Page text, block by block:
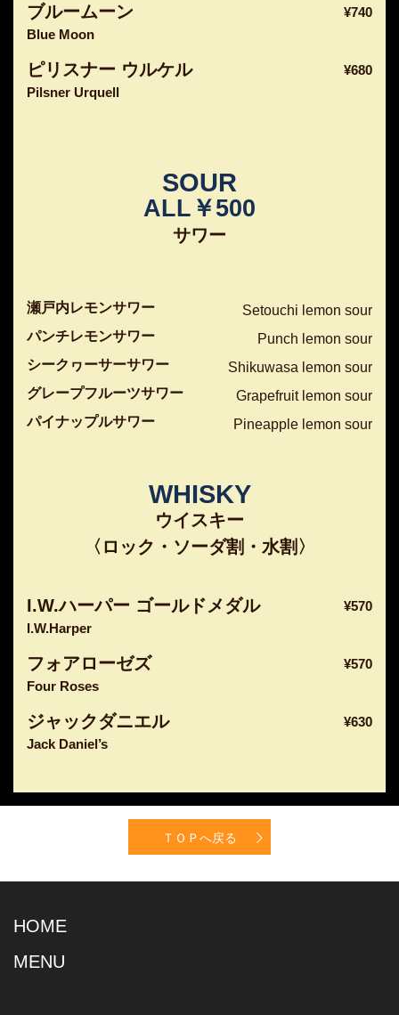
ブルームーン
¥740
Blue Moon
ピリスナー ウルケル
¥680
Pilsner Urquell
SOUR
ALL￥500
サワー
瀬戸内レモンサワー
Setouchi lemon sour
パンチレモンサワー
Punch lemon sour
シークヮーサーサワー
Shikuwasa lemon sour
グレープフルーツサワー
Grapefruit lemon sour
パイナップルサワー
Pineapple lemon sour
WHISKY
ウイスキー
〈ロック・ソーダ割・水割〉
I.W.ハーパー ゴールドメダル
¥570
I.W.Harper
フォアローゼズ
¥570
Four Roses
ジャックダニエル
¥630
Jack Daniel’s
ＴＯＰへ戻る
HOME
MENU